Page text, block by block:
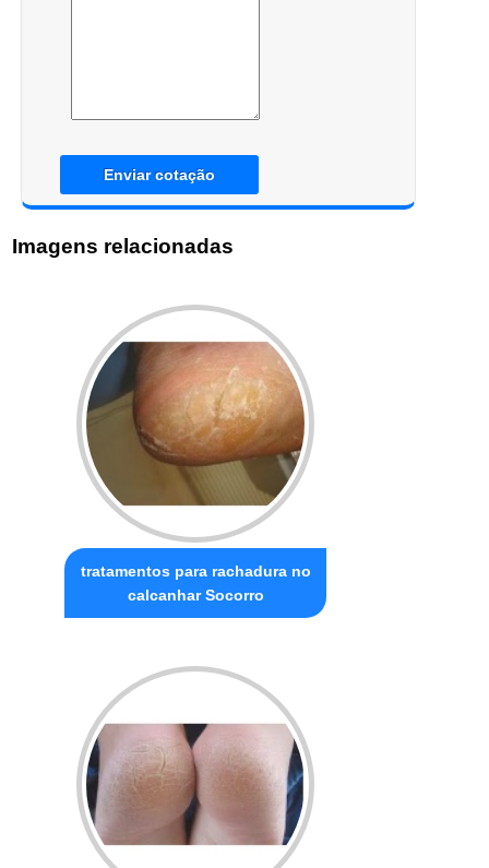
Enviar cotação
Imagens relacionadas
tratamentos para rachadura no
calcanhar Socorro